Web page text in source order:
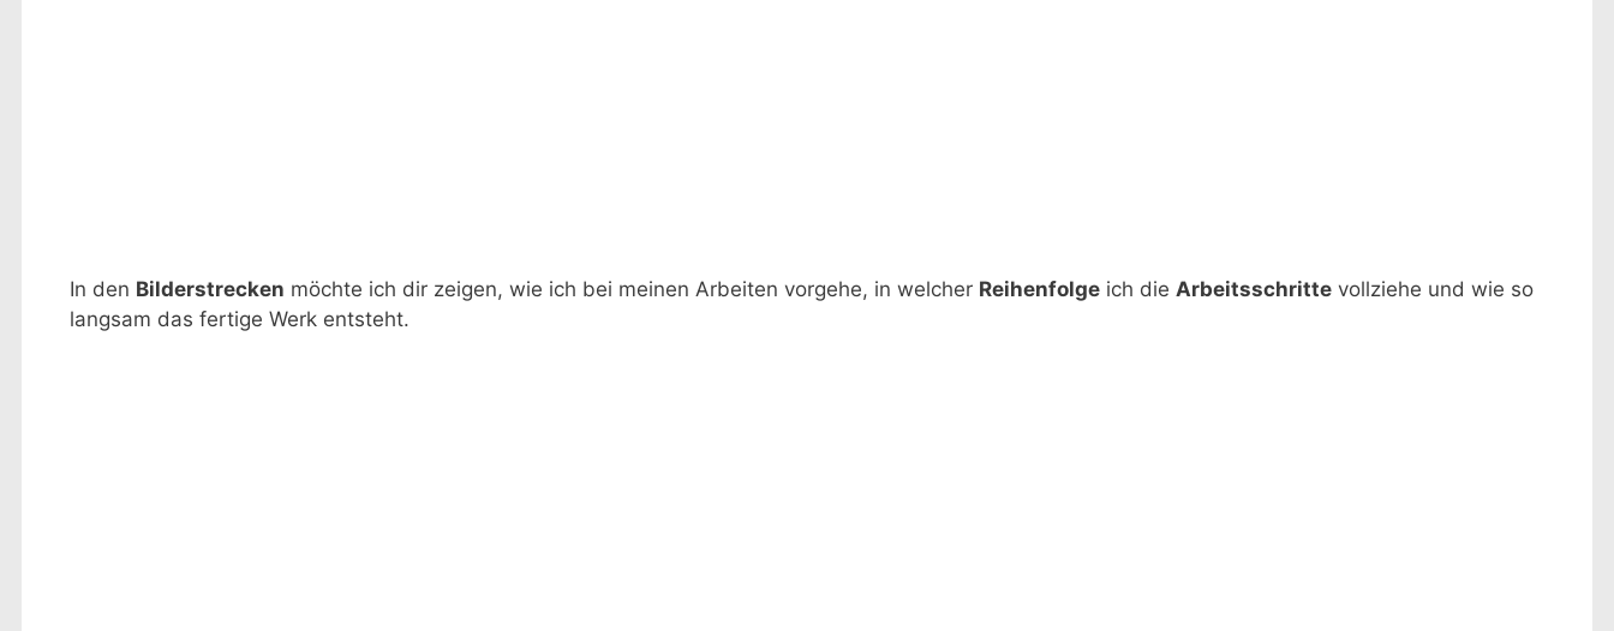
In den Bilderstrecken möchte ich dir zeigen, wie ich bei meinen Arbeiten vorgehe, in welcher Reihenfolge ich die Arbeitsschritte vollziehe und wie so
langsam das fertige Werk entsteht.